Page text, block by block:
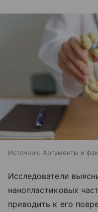
Источник: Аргументы и
Исследователи
нанопластиковых
приводить к его